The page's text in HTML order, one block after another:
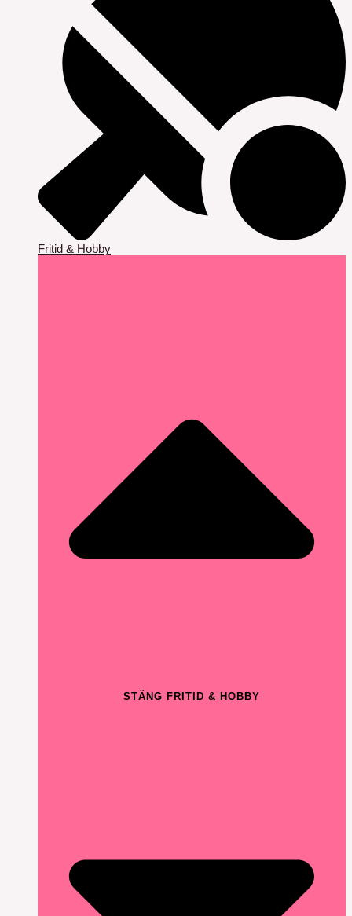
Fritid & Hobby
STÄNG FRITID & HOBBY